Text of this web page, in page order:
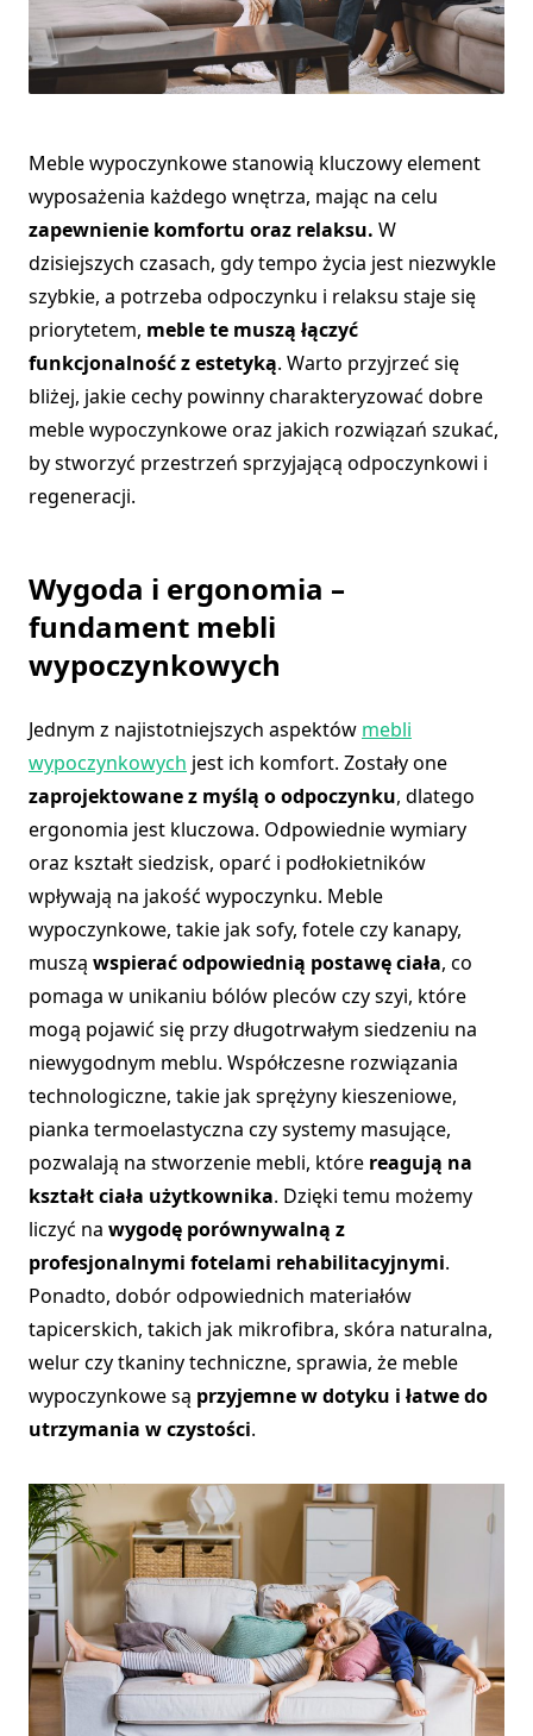
Meble wypoczynkowe stanowią kluczowy element
wyposażenia każdego wnętrza, mając na celu
zapewnienie komfortu oraz relaksu. W
dzisiejszych czasach, gdy tempo życia jest niezwykle
szybkie, a potrzeba odpoczynku i relaksu staje się
priorytetem, meble te muszą łączyć
funkcjonalność z estetyką. Warto przyjrzeć się
bliżej, jakie cechy powinny charakteryzować dobre
meble wypoczynkowe oraz jakich rozwiązań szukać,
by stworzyć przestrzeń sprzyjającą odpoczynkowi i
regeneracji.
Wygoda i ergonomia –
fundament mebli
wypoczynkowych
Jednym z najistotniejszych aspektów mebli
wypoczynkowych jest ich komfort. Zostały one
zaprojektowane z myślą o odpoczynku, dlatego
ergonomia jest kluczowa. Odpowiednie wymiary
oraz kształt siedzisk, oparć i podłokietników
wpływają na jakość wypoczynku. Meble
wypoczynkowe, takie jak sofy, fotele czy kanapy,
muszą wspierać odpowiednią postawę ciała, co
pomaga w unikaniu bólów pleców czy szyi, które
mogą pojawić się przy długotrwałym siedzeniu na
niewygodnym meblu. Współczesne rozwiązania
technologiczne, takie jak sprężyny kieszeniowe,
pianka termoelastyczna czy systemy masujące,
pozwalają na stworzenie mebli, które reagują na
kształt ciała użytkownika. Dzięki temu możemy
liczyć na wygodę porównywalną z
profesjonalnymi fotelami rehabilitacyjnymi.
Ponadto, dobór odpowiednich materiałów
tapicerskich, takich jak mikrofibra, skóra naturalna,
welur czy tkaniny techniczne, sprawia, że meble
wypoczynkowe są przyjemne w dotyku i łatwe do
utrzymania w czystości.